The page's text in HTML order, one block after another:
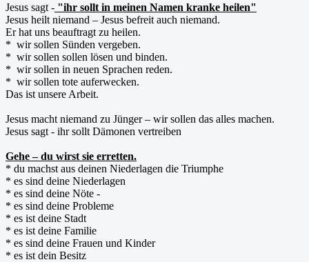
Jesus sagt - "ihr sollt in meinen Namen kranke heilen"
Jesus heilt niemand – Jesus befreit auch niemand.
Er hat uns beauftragt zu heilen.
* wir sollen Sünden vergeben.
* wir sollen sollen lösen und binden.
* wir sollen in neuen Sprachen reden.
* wir sollen tote auferwecken.
Das ist unsere Arbeit.
Jesus macht niemand zu Jünger – wir sollen das alles machen.
Jesus sagt - ihr sollt Dämonen vertreiben
Gehe – du wirst sie erretten.
* du machst aus deinen Niederlagen die Triumphe
* es sind deine Niederlagen
* es sind deine Nöte -
* es sind deine Probleme
* es ist deine Stadt
* es ist deine Familie
* es sind deine Frauen und Kinder
* es ist dein Besitz